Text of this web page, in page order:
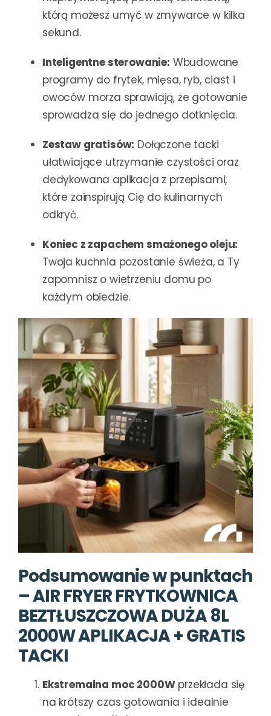
którą możesz umyć w zmywarce w kilka
sekund.
Inteligentne sterowanie: Wbudowane
programy do frytek, mięsa, ryb, ciast i
owoców morza sprawiają, że gotowanie
sprowadza się do jednego dotknięcia.
Zestaw gratisów: Dołączone tacki
ułatwiające utrzymanie czystości oraz
dedykowana aplikacja z przepisami,
które zainspirują Cię do kulinarnych
odkryć.
Koniec z zapachem smażonego oleju:
Twoja kuchnia pozostanie świeża, a Ty
zapomnisz o wietrzeniu domu po
każdym obiedzie.
Podsumowanie w punktach
– AIR FRYER FRYTKOWNICA
BEZTŁUSZCZOWA DUŻA 8L
2000W APLIKACJA + GRATIS
TACKI
Ekstremalna moc 2000Wprzekłada się
na krótszy czas gotowania i idealnie